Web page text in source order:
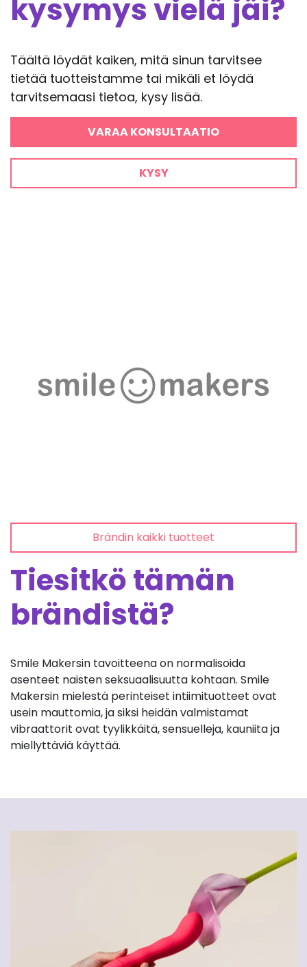
kysymys vielä jäi?
Täältä löydät kaiken, mitä sinun tarvitsee
tietää tuotteistamme tai mikäli et löydä
tarvitsemaasi tietoa, kysy lisää.
VARAA KONSULTAATIO
KYSY
Brändin kaikki tuotteet
Tiesitkö tämän
brändistä?
Smile Makersin tavoitteena on normalisoida
asenteet naisten seksuaalisuutta kohtaan. Smile
Makersin mielestä perinteiset intiimituotteet ovat
usein mauttomia, ja siksi heidän valmistamat
vibraattorit ovat tyylikkäitä, sensuelleja, kauniita ja
miellyttäviä käyttää.